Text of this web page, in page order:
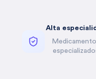
Alta